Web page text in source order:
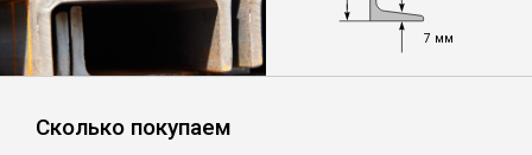
Швеллер
Квадрат
7 мм
Сколько покупаем